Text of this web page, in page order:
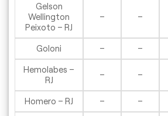
Gelson
Wellington
Peixoto – RJ
– –
Goloni – –
Hemolabes –
RJ
– –
Homero – RJ – –